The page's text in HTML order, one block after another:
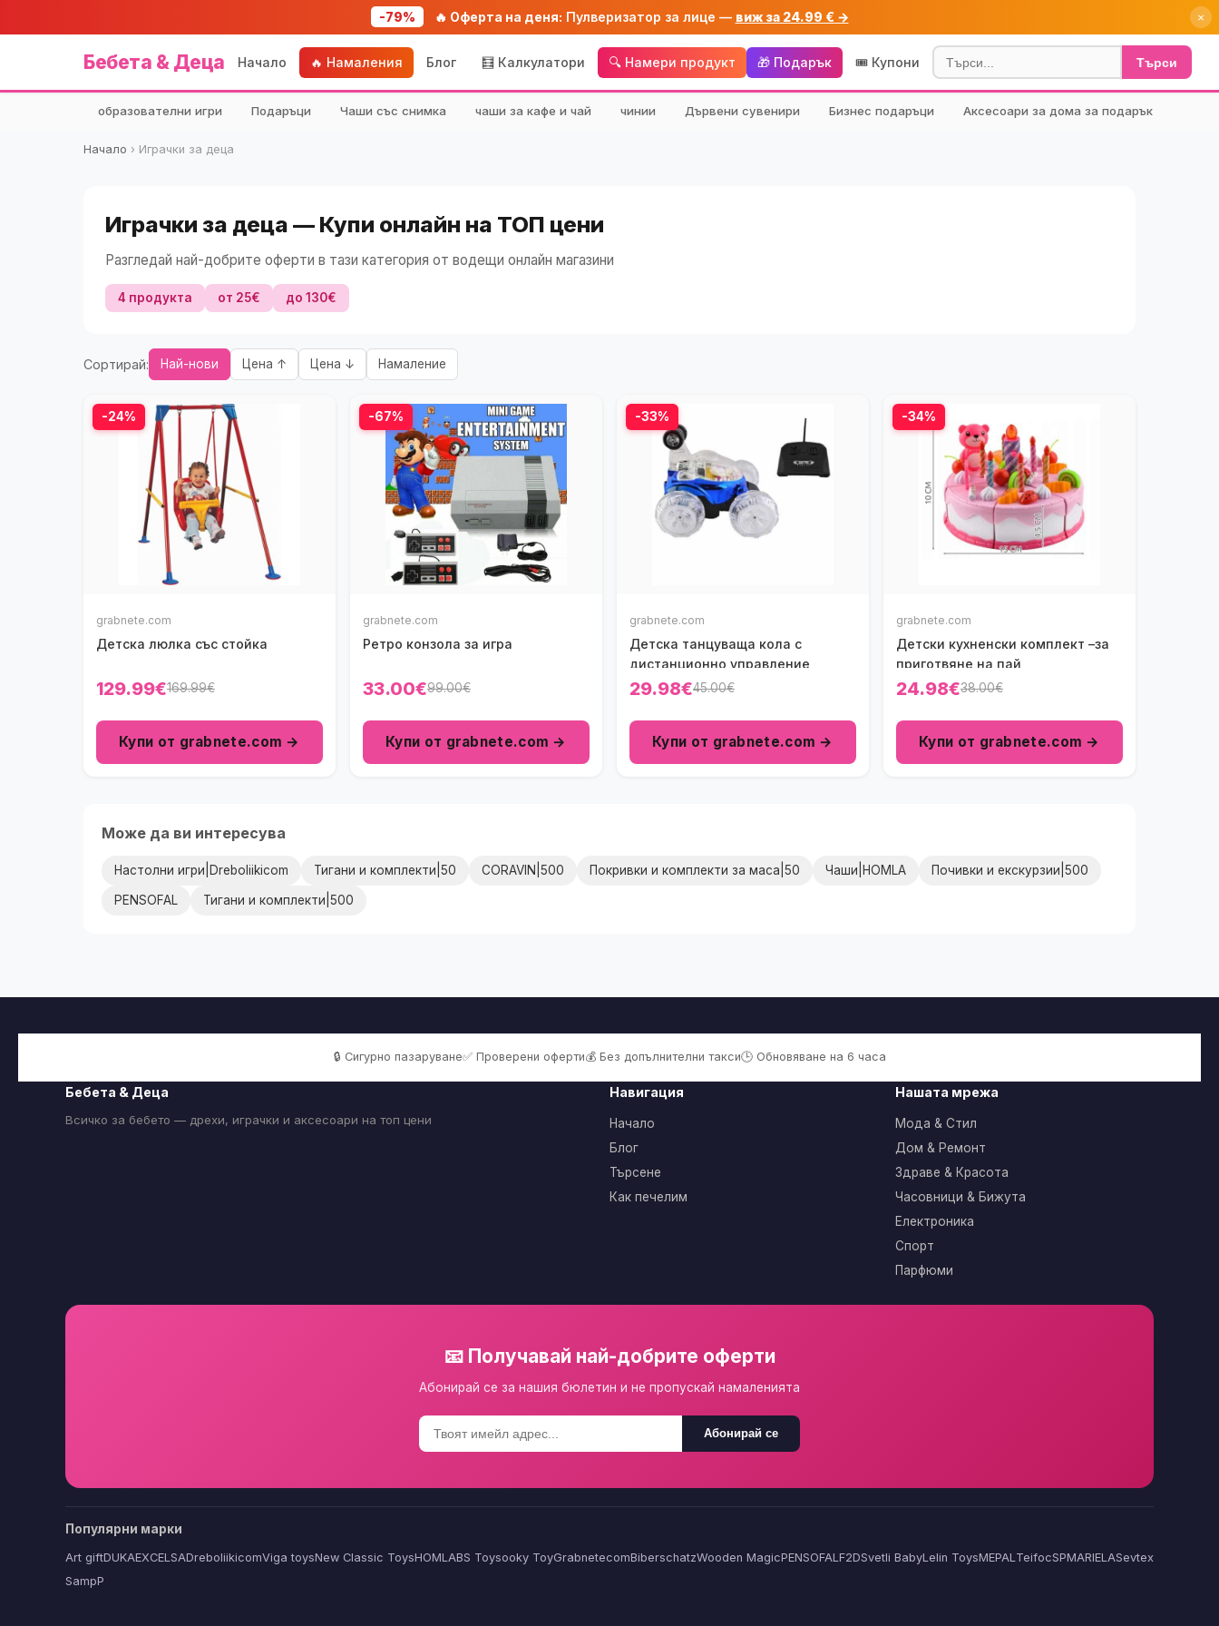
-79% 🔥 Оферта на деня: Пулверизатор за лице — виж за 24.99 € → ×
Бебета & Деца Начало 🔥 Намаления Блог 🧮 Калкулатори 🔍 Намери продукт 🎁 Подарък 🎟️ Купони Търси
образователни игри Подаръци Чаши със снимка чаши за кафе и чай чинии Дървени сувенири Бизнес подаръци Аксесоари за дома за подарък
Начало › Играчки за деца
Играчки за деца — Купи онлайн на ТОП цени
Разгледай най-добрите оферти в тази категория от водещи онлайн магазини
4 продукта от 25€ до 130€
Сортирай: Най-нови Цена ↑ Цена ↓ Намаление
-24%
grabnete.com
Детска люлка със стойка
129.99€169.99€
Купи от grabnete.com →
-67%
grabnete.com
Ретро конзола за игра
33.00€99.00€
Купи от grabnete.com →
-33%
grabnete.com
Детска танцуваща кола с
дистанционно управление
29.98€45.00€
Купи от grabnete.com →
-34%
grabnete.com
Детски кухненски комплект –за
приготвяне на пай
24.98€38.00€
Купи от grabnete.com →
Може да ви интересува
Настолни игри|Dreboliikicom Тигани и комплекти|50 CORAVIN|500 Покривки и комплекти за маса|50 Чаши|HOMLA Почивки и екскурзии|500
PENSOFAL Тигани и комплекти|500
🔒 Сигурно пазаруване✅ Проверени оферти💰 Без допълнителни такси🕒 Обновяване на 6 часа
Бебета & Деца
Всичко за бебето — дрехи, играчки и аксесоари на топ цени
Навигация
Начало
Блог
Търсене
Как печелим
Нашата мрежа
Мода & Стил
Дом & Ремонт
Здраве & Красота
Часовници & Бижута
Електроника
Спорт
Парфюми
📧 Получавай най-добрите оферти
Абонирай се за нашия бюлетин и не пропускай намаленията
Абонирай се
Популярни марки
Art giftDUKAEXCELSADreboliikicomViga toysNew Classic ToysHOMLABS Toysooky ToyGrabnetecomBiberschatzWooden MagicPENSOFAL F2DSvetli BabyLelin ToysMEPAL TeifocSPMARIELASevtex
SampP